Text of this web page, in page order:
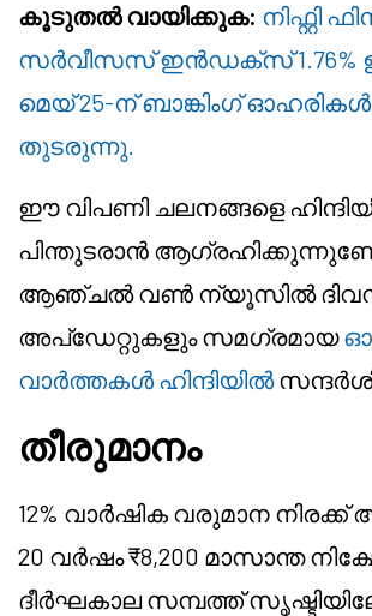
കൂടുതൽ വായിക്കുക: നിഫ്റ്റി
സർവീസസ് ഇൻഡക്സ് 1.76%
മെയ് 25-ന് ബാങ്കിംഗ് ഓഹരികൾ
തുടരുന്നു.
ഈ വിപണി ചലനങ്ങളെ
പിന്തുടരാൻ
ആഞ്ചൽ വൺ ന്യൂസിൽ
അപ്ഡേറ്റുകളും സമഗ്രമായ
വാർത്തകൾ ഹിന്ദിയിൽ
തീരുമാനം
12% വാർഷിക വരുമാന നിരക്ക്
20 വർഷം ₹8,200 മാസാന്ത
ദീർഘകാല സമ്പത്ത്